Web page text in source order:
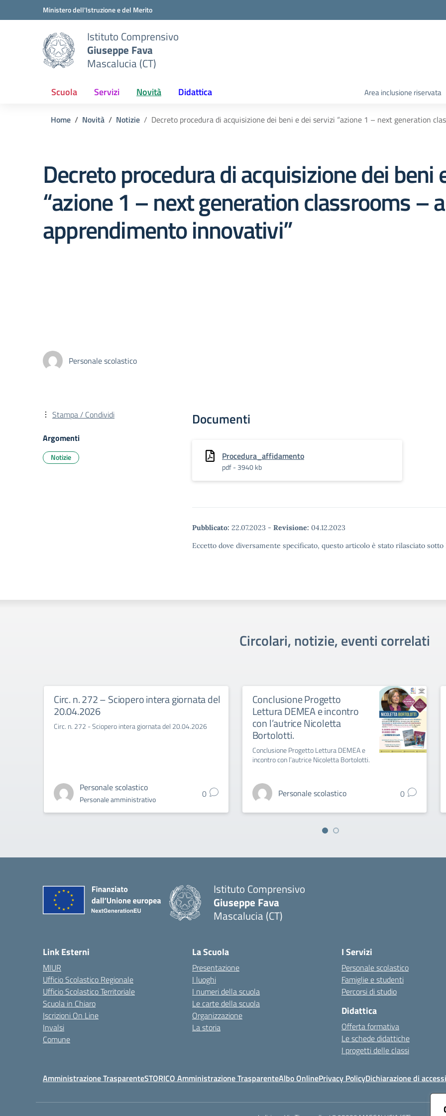
Vai ai contenuti
Vai al menu di navigazioneMinistero dell'Istruzione e del Merito
Istituto Comprensivo
Giuseppe Fava
Mascalucia (CT)
Scuola Servizi Novità Didattica Area inclusione riservata
Home Novità Notizie Decreto procedura di acquisizione dei beni e dei servizi “azione 1 – next generation
Decreto procedura di acquisizione dei beni
“azione 1 – next generation classrooms –
apprendimento innovativi”
Personale scolastico
Documenti
Procedura_affidamento
pdf - 3940 kb
Pubblicato: 22.07.2023 - Revisione: 04.12.2023
Eccetto dove diversamente specificato, questo articolo è stato rilasciato
Stampa / Condividi
Argomenti
Notizie
Circolari, notizie, eventi correlati
Circ. n. 272 – Sciopero intera giornata del
20.04.2026
Circ. n. 272 - Sciopero intera giornata del 20.04.2026
Personale scolastico
Personale amministrativo 0
Conclusione Progetto
Lettura DEMEA e incontro
con l’autrice Nicoletta
Bortolotti.
Conclusione Progetto Lettura DEMEA e
incontro con l’autrice Nicoletta Bortolotti.
Personale scolastico 0
Istituto Comprensivo
Giuseppe Fava
Mascalucia (CT)
Link Esterni
MIUR
Ufficio Scolastico Regionale
Ufficio Scolastico Territoriale
Scuola in Chiaro
Iscrizioni On Line
Invalsi
Comune
La Scuola
Presentazione
I luoghi
I numeri della scuola
Le carte della scuola
Organizzazione
La storia
I Servizi
Personale scolastico
Famiglie e studenti
Percorsi di studio
Didattica
Offerta formativa
Le schede didattiche
I progetti delle classi
Amministrazione TrasparenteSTORICO Amministrazione TrasparenteAlbo OnlinePrivacy PolicyDichiarazione di